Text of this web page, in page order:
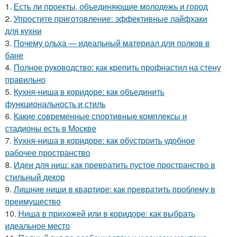
1. Есть ли проекты, объединяющие молодежь и город
2. Упростите приготовление: эффективные лайфхаки
для кухни
3. Почему ольха — идеальный материал для полков в
бане
4. Полное руководство: как крепить профнастил на стену
правильно
5. Кухня-ниша в коридоре: как объединить
функциональность и стиль
6. Какие современные спортивные комплексы и
стадионы есть в Москве
7. Кухня-ниша в коридоре: как обустроить удобное
рабочее пространство
8. Идеи для ниш: как превратить пустое пространство в
стильный декор
9. Лишние ниши в квартире: как превратить проблему в
преимущество
10. Ниша в прихожей или в коридоре: как выбрать
идеальное место